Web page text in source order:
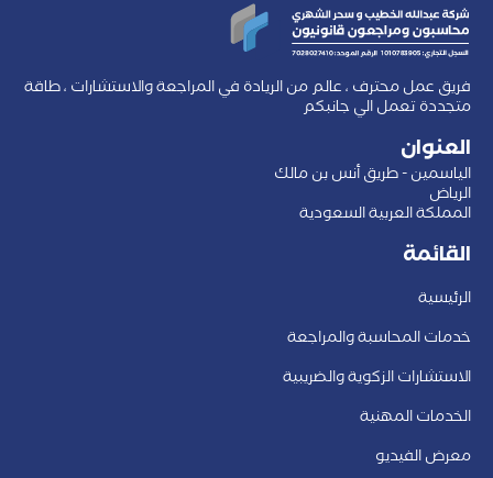
فريق عمل محترف ، عالم من الريادة في المراجعة والاستشارات ، طاقة
متجددة تعمل الي جانبكم
العنوان
الياسمين - طريق أنس بن مالك
الرياض
المملكة العربية السعودية
القائمة
الرئيسية
خدمات المحاسبة والمراجعة
الاستشارات الزكوية والضريبية
الخدمات المهنية
معرض الفيديو